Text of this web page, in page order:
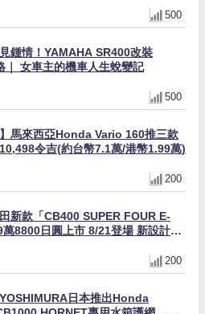
500
鍾情！YAMAHA SR400改裝
｜ 女車主的機車人生蛻變記
500
】馬來西亞Honda Vario 160推三款
令吉(約台幣7.1萬/港幣1.99萬)
200
田新款「CB400 SUPER FOUR E-
8800日圓上市 8/21登場 新設計直
200
YOSHIMURA日本推出Honda